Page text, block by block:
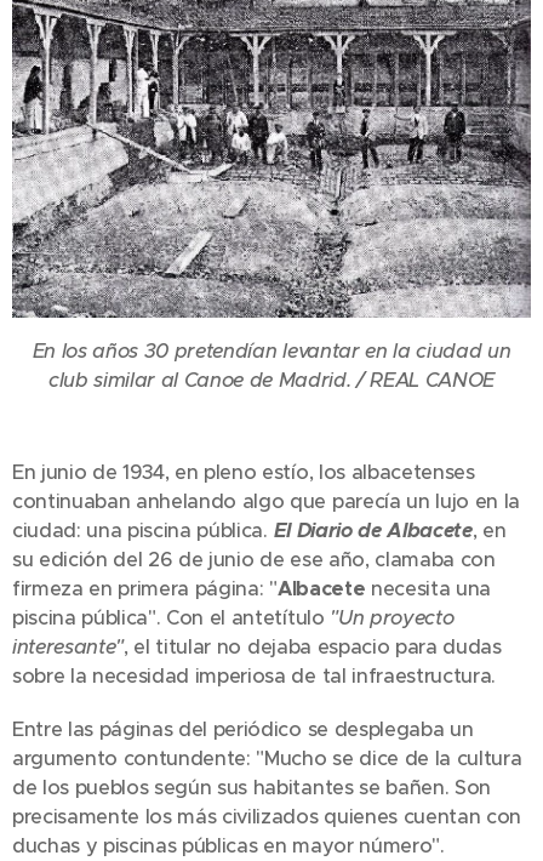
En los años 30 pretendían levantar en la ciudad un
club similar al Canoe de Madrid. / REAL CANOE
En junio de 1934, en pleno estío, los albacetenses
continuaban anhelando algo que parecía un lujo en la
ciudad: una piscina pública. El Diario de Albacete, en
su edición del 26 de junio de ese año, clamaba con
firmeza en primera página: "Albacete necesita una
piscina pública". Con el antetítulo "Un proyecto
interesante", el titular no dejaba espacio para dudas
sobre la necesidad imperiosa de tal infraestructura.
Entre las páginas del periódico se desplegaba un
argumento contundente: "Mucho se dice de la cultura
de los pueblos según sus habitantes se bañen. Son
precisamente los más civilizados quienes cuentan con
duchas y piscinas públicas en mayor número".